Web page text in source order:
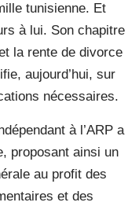
tunisienne. Et
à lui. Son chapitre
la rente de divorce
aujourd’hui, sur
nécessaires.
à l’ARP a
proposant ainsi un
au profit des
et des